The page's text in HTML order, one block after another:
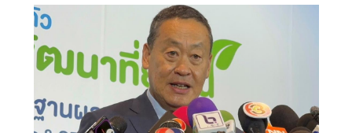
น้องมิ้น อายุ 19 ปี